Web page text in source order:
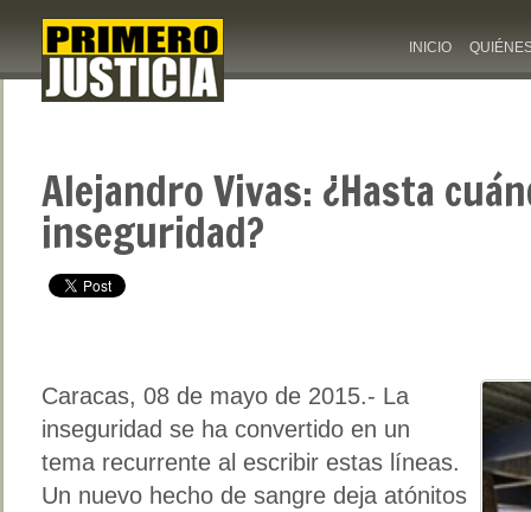
INICIO
Alejandro Vivas: ¿Hasta
inseguridad?
Caracas, 08 de mayo de 2015.- La
inseguridad se ha convertido en un
tema recurrente al escribir estas líneas.
Un nuevo hecho de sangre deja atónitos